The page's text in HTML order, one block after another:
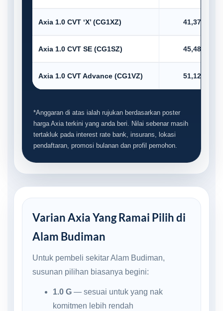
Axia 1.0 CVT ‘X’ (CG1XZ) 41,375.00
Axia 1.0 CVT SE (CG1SZ) 45,485.00
Axia 1.0 CVT Advance (CG1VZ) 51,123.00
*Anggaran di atas ialah rujukan berdasarkan poster
harga Axia terkini yang anda beri. Nilai sebenar masih
tertakluk pada interest rate bank, insurans, lokasi
pendaftaran, promosi bulanan dan profil pemohon.
Varian Axia Yang Ramai Pilih di
Alam Budiman
Untuk pembeli sekitar Alam Budiman,
susunan pilihan biasanya begini:
1.0 G— sesuai untuk yang nak
komitmen lebih rendah